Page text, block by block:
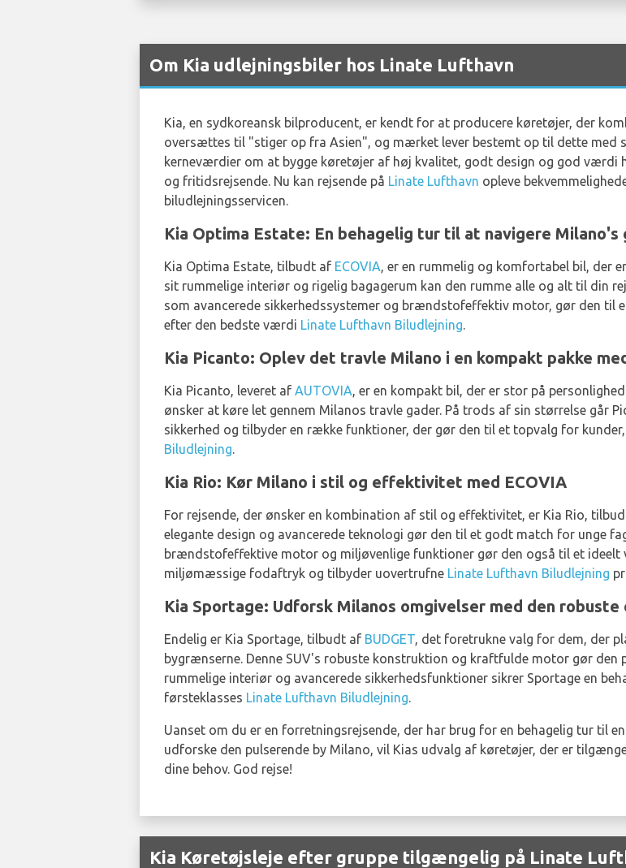
Om Kia udlejningsbiler hos Linate Lufthavn
Kia, en sydkoreansk bilproducent, er kendt for at producere køretøjer, der
oversættes til "stiger op fra Asien", og mærket lever bestemt op til dette med
kerneværdier om at bygge køretøjer af høj kvalitet, godt design og god
og fritidsrejsende. Nu kan rejsende på Linate Lufthavn opleve
biludlejningsservicen.
Kia Optima Estate: En behagelig tur til at navigere
Kia Optima Estate, tilbudt af ECOVIA, er en rummelig og komfortabel bil, der
sit rummelige interiør og rigelig bagagerum kan den rumme alle og alt til din
som avancerede sikkerhedssystemer og brændstofeffektiv motor, gør den til
efter den bedste værdi Linate Lufthavn Biludlejning.
Kia Picanto: Oplev det travle Milano i en kompakt pakke
Kia Picanto, leveret af AUTOVIA, er en kompakt bil, der er stor på
ønsker at køre let gennem Milanos travle gader. På trods af sin størrelse går
sikkerhed og tilbyder en række funktioner, der gør den til et topvalg for
Biludlejning.
Kia Rio: Kør Milano i stil og effektivitet med ECOVIA
For rejsende, der ønsker en kombination af stil og effektivitet, er Kia Rio,
elegante design og avancerede teknologi gør den til et godt match for unge
brændstofeffektive motor og miljøvenlige funktioner gør den også til et ideelt
miljømæssige fodaftryk og tilbyder uovertrufne Linate Lufthavn Biludlejning
Kia Sportage: Udforsk Milanos omgivelser med den robuste
Endelig er Kia Sportage, tilbudt af BUDGET, det foretrukne valg for dem, der
bygrænserne. Denne SUV's robuste konstruktion og kraftfulde motor gør
rummelige interiør og avancerede sikkerhedsfunktioner sikrer Sportage en
førsteklasses Linate Lufthavn Biludlejning.
Uanset om du er en forretningsrejsende, der har brug for en behagelig tur til
udforske den pulserende by Milano, vil Kias udvalg af køretøjer, der er
dine behov. God rejse!
Kia Køretøjsleje efter gruppe tilgængelig på Linate